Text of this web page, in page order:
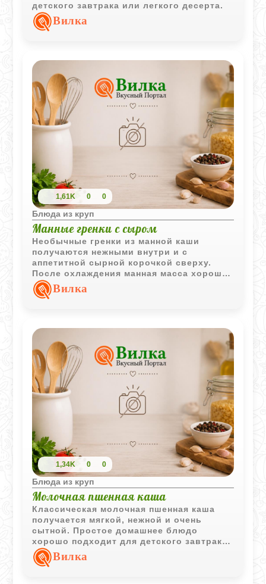
детского завтрака или легкого десерта.
Вилка
1,61K 0 0
Блюда из круп
Манные гренки с сыром
Необычные гренки из манной каши
получаются нежными внутри и с
аппетитной сырной корочкой сверху.
После охлаждения манная масса хорошо
держит форму и легко превращается в
аккуратные кружочки для запекания.
Вилка
1,34K 0 0
Блюда из круп
Молочная пшенная каша
Классическая молочная пшенная каша
получается мягкой, нежной и очень
сытной. Простое домашнее блюдо
хорошо подходит для детского завтрака
и уютного семейного меню.
Вилка